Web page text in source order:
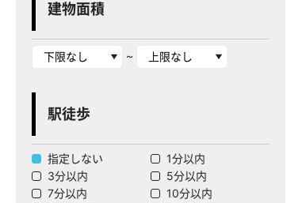
建物面積
~
駅徒歩
指定しない
1分以内
3分以内
5分以内
7分以内
10分以内